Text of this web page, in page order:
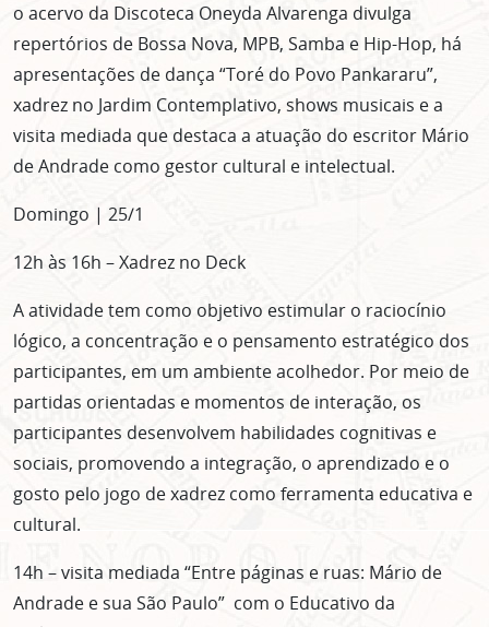
o acervo da Discoteca Oneyda Alvarenga divulga
repertórios de Bossa Nova, MPB, Samba e Hip-Hop, há
apresentações de dança “Toré do Povo Pankararu”,
xadrez no Jardim Contemplativo, shows musicais e a
visita mediada que destaca a atuação do escritor Mário
de Andrade como gestor cultural e intelectual.
Domingo | 25/1
12h às 16h – Xadrez no Deck
A atividade tem como objetivo estimular o raciocínio
lógico, a concentração e o pensamento estratégico dos
participantes, em um ambiente acolhedor. Por meio de
partidas orientadas e momentos de interação, os
participantes desenvolvem habilidades cognitivas e
sociais, promovendo a integração, o aprendizado e o
gosto pelo jogo de xadrez como ferramenta educativa e
cultural.
14h – visita mediada “Entre páginas e ruas: Mário de
Andrade e sua São Paulo” com o Educativo da
ASSINE GRATUITAMENTE
NOSSA NEWSLETTER!